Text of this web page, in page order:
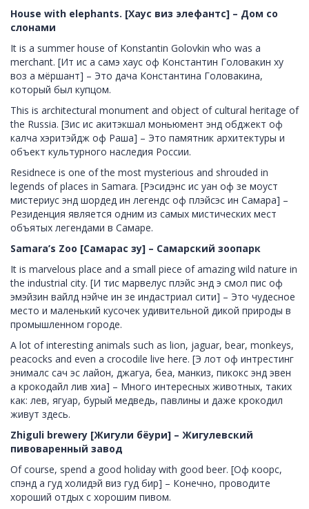
House with elephants. [Хаус виз элефантс] – Дом со
слонами
It is a summer house of Konstantin Golovkin who was a
merchant. [Ит ис а самэ хаус оф Константин Головакин ху
воз а мёршант] – Это дача Константина Головакина,
который был купцом.
This is architectural monument and object of cultural heritage of
the Russia. [Зис ис акитэкшал моньюмент энд обджект оф
калча хэритэйдж оф Раша] – Это памятник архитектуры и
объект культурного наследия России.
Residnece is one of the most mysterious and shrouded in
legends of places in Samara. [Рэсидэнс ис уан оф зе моуст
мистериус энд шордед ин легендс оф плэйсэс ин Самара] –
Резиденция является одним из самых мистических мест
объятых легендами в Самаре.
Samara’s Zoo [Самарас зу] – Самарский зоопарк
It is marvelous place and a small piece of amazing wild nature in
the industrial city. [И тис марвелус плэйс энд э смол пис оф
эмэйзин вайлд нэйче ин зе индастриал сити] – Это чудесное
место и маленький кусочек удивительной дикой природы в
промышленном городе.
A lot of interesting animals such as lion, jaguar, bear, monkeys,
peacocks and even a crocodile live here. [Э лот оф интрестинг
энималс сач эс лайон, джагуа, беа, манкиз, пикокс энд эвен
а крокодайл лив хиа] – Много интересных животных, таких
как: лев, ягуар, бурый медведь, павлины и даже крокодил
живут здесь.
Zhiguli brewery [Жигули бёури] – Жигулевский
пивоваренный завод
Of course, spend a good holiday with good beer. [Оф коорс,
спэнд а гуд холидэй виз гуд бир] – Конечно, проводите
хороший отдых с хорошим пивом.